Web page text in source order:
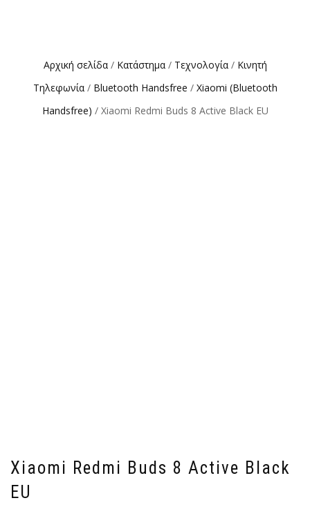
Αρχική σελίδα/ Κατάστημα/ Τεχνολογία/ Κινητή
Τηλεφωνία/ Bluetooth Handsfree / Xiaomi (Bluetooth
Handsfree) / Xiaomi Redmi Buds 8 Active Black EU
Xiaomi Redmi Buds 8 Active Black
EU